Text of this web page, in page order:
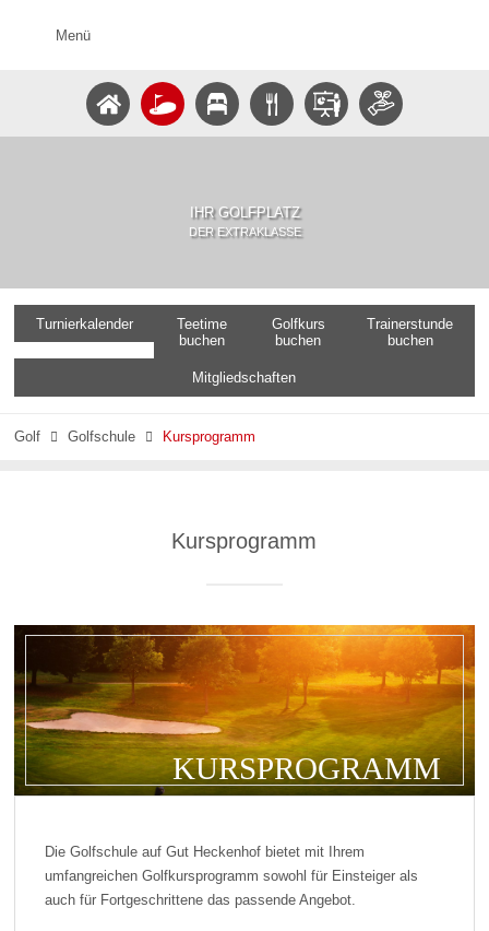
Menü
IHR GOLFPLATZ
DER EXTRAKLASSE
Turnierkalender
Teetime
buchen
Golfkurs
buchen
Trainerstunde
buchen
Mitgliedschaften
Golf  Golfschule  Kursprogramm
Kursprogramm
KURSPROGRAMM
Die Golfschule auf Gut Heckenhof bietet mit Ihrem
umfangreichen Golfkursprogramm sowohl für Einsteiger als
auch für Fortgeschrittene das passende Angebot.